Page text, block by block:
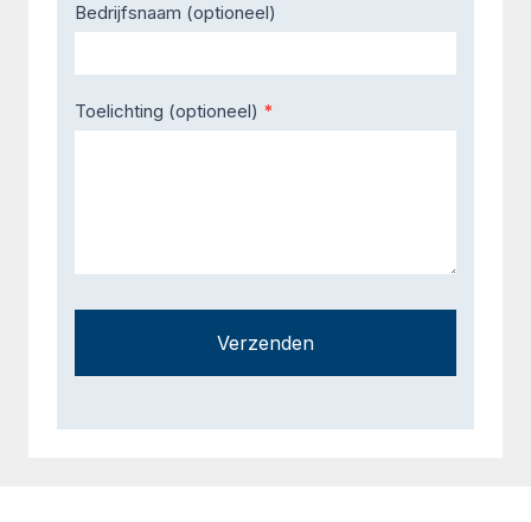
Bedrijfsnaam (optioneel)
Toelichting (optioneel) *
Verzenden